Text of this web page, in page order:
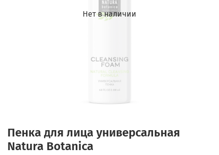
Нет в наличии
Пенка для лица универсальная
Natura Botanica